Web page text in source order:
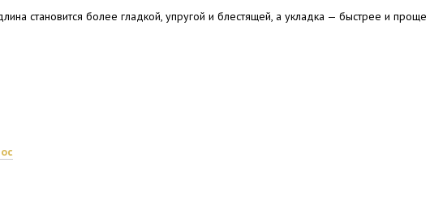
становится более гладкой, упругой и блестящей, а укладка — быстрее и